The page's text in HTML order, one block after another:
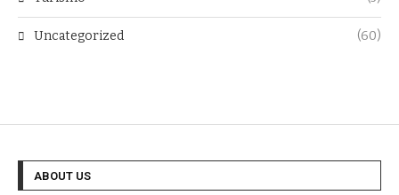
Uncategorized (60)
ABOUT US